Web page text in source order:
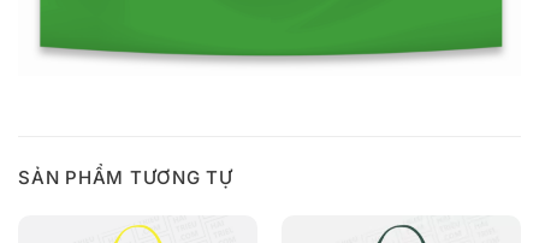
SẢN PHẨM TƯƠNG TỰ